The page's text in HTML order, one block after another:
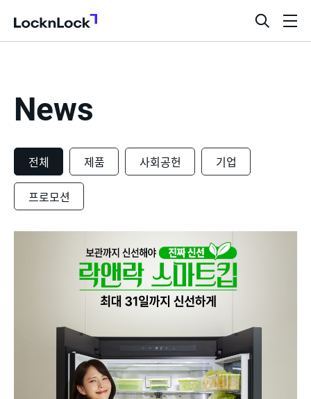
LocknLock
검
색
News
전체 제품 사회공헌 기업
프로모션